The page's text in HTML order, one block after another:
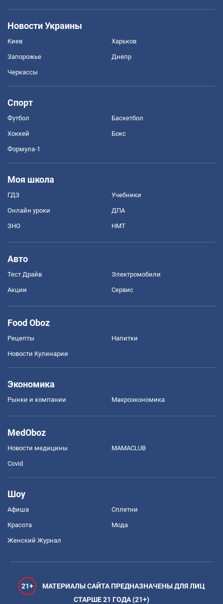
Новости Украины
Киев Харьков
Запорожье Днепр
Черкассы
Спорт
Футбол Баскетбол
Хоккей Бокс
Формула-1
Моя школа
ГДЗ Учебники
Онлайн уроки ДПА
ЗНО НМТ
Авто
Тест Драйв Электромобили
Акции Сервис
Food Oboz
Рецепты Напитки
Новости Кулинарии
Экономика
Рынки и компании Mакроэкономика
MedOboz
Новости медицины MAMACLUB
Covid
Шоу
Афиша Сплетни
Красота Мода
Женский Журнал
21+
МАТЕРИАЛЫ САЙТА ПРЕДНАЗНАЧЕНЫ ДЛЯ ЛИЦ
СТАРШЕ 21 ГОДА (21+)